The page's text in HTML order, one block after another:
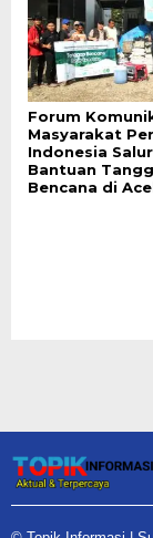
Forum
Masyarakat
Indonesia
Bantuan
Bencana di